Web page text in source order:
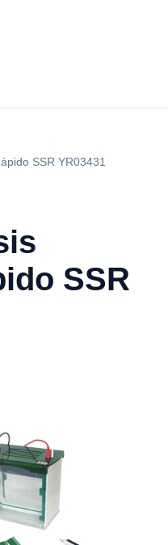
SSR YR03431
SSR